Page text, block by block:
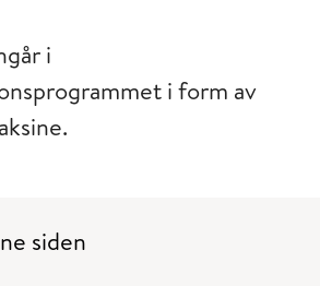
i
i form av
siden